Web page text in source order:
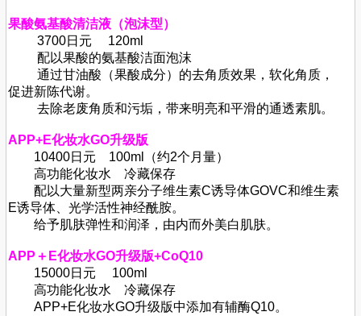
果酸氨基酸清洁液（泡沫型）
3700日元 120ml
配以果酸的氨基酸洁面泡沫
通过甘油酸（果酸成分）的去角质效果，软化角质，
促进新陈代谢。
去除老废角质和污垢，带来明亮和平滑的通透素肌。
APP+E化妆水GO升级版
10400日元 100ml（约2个月量）
高功能化妆水 冷藏保存
配以大量新型两亲分子维生素C诱导体GOVC和维生素
E诱导体、光学活性神经酰胺。
给予肌肤弹性和润泽，由内而外美白肌肤。
APP＋E化妆水GO升级版+CoQ10
15000日元 100ml
高功能化妆水 冷藏保存
APP+E化妆水GO升级版中添加有辅酶Q10。